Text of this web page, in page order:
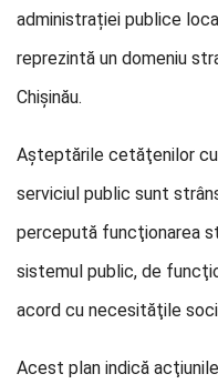
administrației publice
reprezintă un domeniu
Chișinău.
Aşteptările cetăţenilor
serviciul public sunt
percepută funcţionarea
sistemul public, de
acord cu necesităţile
Acest plan indică